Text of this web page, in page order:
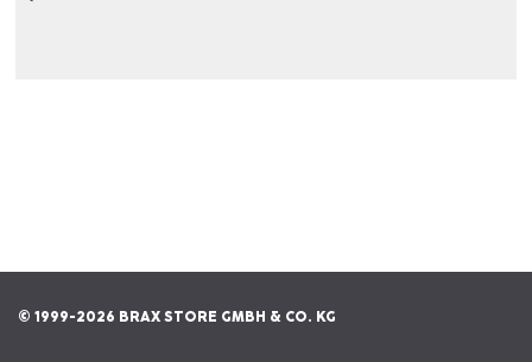
© 1999-2026 BRAX STORE GMBH & CO. KG